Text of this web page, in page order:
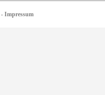
- Impressum